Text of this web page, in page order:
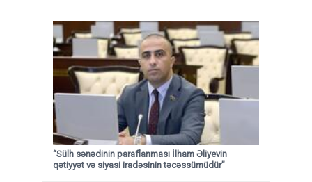
“Sülh sənədinin paraflanması İlham Əliyevin
qətiyyət və siyasi iradəsinin təcəssümüdür”